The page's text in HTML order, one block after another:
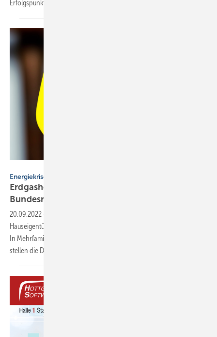
Erfolgspunkte! → Bernd
Energiekrise
Erdgasheizungen: Diese Spar-Pflichten hat die
Bundesregierung
20.09.2022
Hauseigentümer ihre Erdgasheizungen prüfen und optimieren lassen.
In Mehrfamilienhäusern kommt ein hydraulischer Abgleich hinzu. Wir
stellen die Details der neuen Spar-Verordnung des BMWK